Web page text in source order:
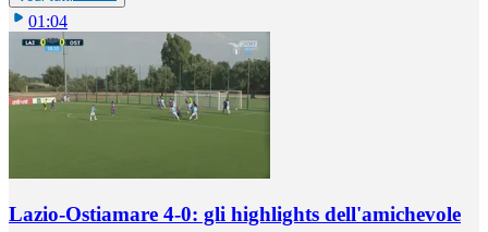
01:04
Lazio-Ostiamare 4-0: gli highlights dell'amichevole